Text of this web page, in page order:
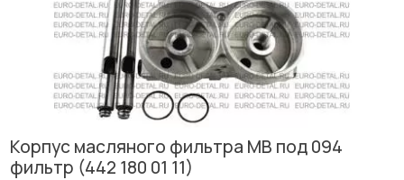
Корпус масляного фильтра МВ под 094
фильтр (442 180 01 11)